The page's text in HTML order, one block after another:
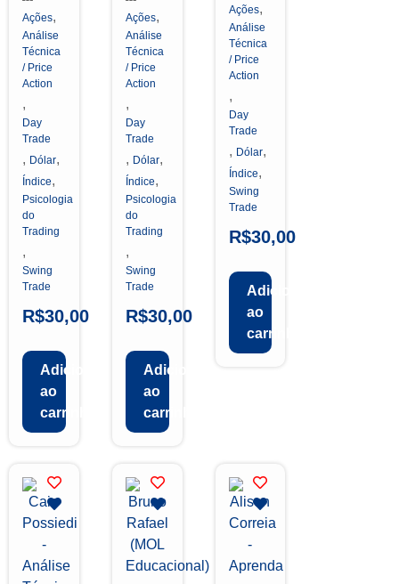
Ações,
Análise
Técnica
/ Price
Action
,
Day
Trade
, Dólar,
Índice,
Psicologia
do
Trading
,
Swing
Trade
R$30,00
Adicionar
ao
carrinho
Ações,
Análise
Técnica
/ Price
Action
,
Day
Trade
, Dólar,
Índice,
Psicologia
do
Trading
,
Swing
Trade
R$30,00
Adicionar
ao
carrinho
Ações,
Análise
Técnica
/ Price
Action
,
Day
Trade
, Dólar,
Índice,
Swing
Trade
R$30,00
Adicionar
ao
carrinho